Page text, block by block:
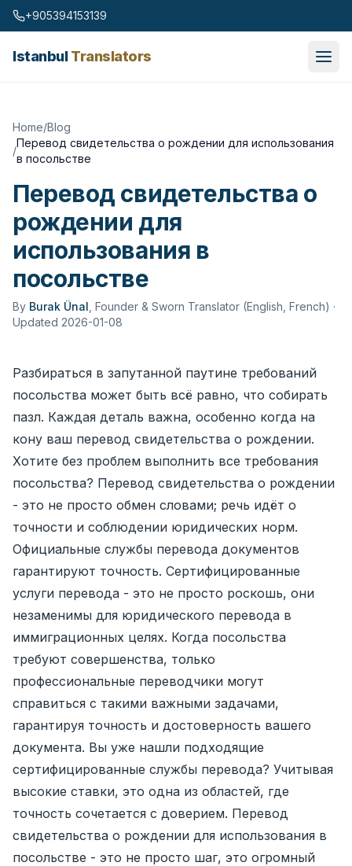
Skip to content
+905394153139
IstanbulTranslators
Home/Blog
/
Перевод свидетельства о рождении для использования
в посольстве
Перевод свидетельства о
рождении для
использования в
посольстве
By Burak Ünal Founder & Sworn Translator (English, French) ·
Updated 2026-01-08
Разбираться в запутанной паутине требований
посольства может быть всё равно, что собирать
пазл. Каждая деталь важна, особенно когда на
кону ваш перевод свидетельства о рождении.
Хотите без проблем выполнить все требования
посольства? Перевод свидетельства о рождении
- это не просто обмен словами; речь идёт о
точности и соблюдении юридических норм.
Официальные службы перевода документов
гарантируют точность. Сертифицированные
услуги перевода - это не просто роскошь, они
незаменимы для юридического перевода в
иммиграционных целях. Когда посольства
требуют совершенства, только
профессиональные переводчики могут
справиться с такими важными задачами,
гарантируя точность и достоверность вашего
документа. Вы уже нашли подходящие
сертифицированные службы перевода? Учитывая
высокие ставки, это одна из областей, где
точность сочетается с доверием. Перевод
свидетельства о рождении для использования в
посольстве - это не просто шаг, это огромный